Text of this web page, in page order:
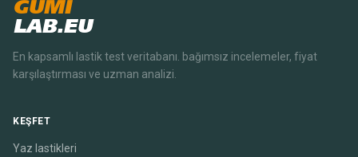
GUMI
LAB.EU
En kapsamlı lastik test veritabanı. bağımsız incelemeler, fiyat
karşılaştırması ve uzman analizi.
KEŞFET
Yaz lastikleri